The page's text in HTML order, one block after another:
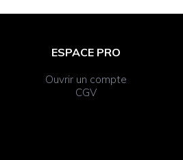
ESPACE PRO
Ouvrir un compte
CGV